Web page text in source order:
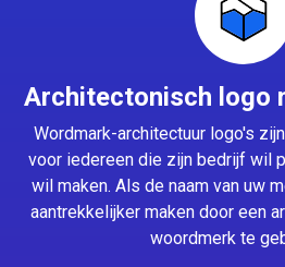
Architectonisch logo
Wordmark-architectuur logo's
voor iedereen die zijn bedrijf wil
wil maken. Als de naam van uw
aantrekkelijker maken door een
woordmerk te